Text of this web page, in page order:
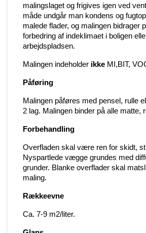
malingslaget og frigives igen ved
måde undgår man kondens og
malede flader, og malingen bidrager
forbedring af indeklimaet i boligen
arbejdspladsen.
Malingen indeholder ikke MI,BIT,
Påføring
Malingen påføres med pensel, rulle
2 lag. Malingen binder på alle matte,
Forbehandling
Overfladen skal være ren for skidt,
Nyspartlede vægge grundes med
grunder. Blanke overflader skal
maling.
Rækkeevne
Ca. 7-9 m2/liter.